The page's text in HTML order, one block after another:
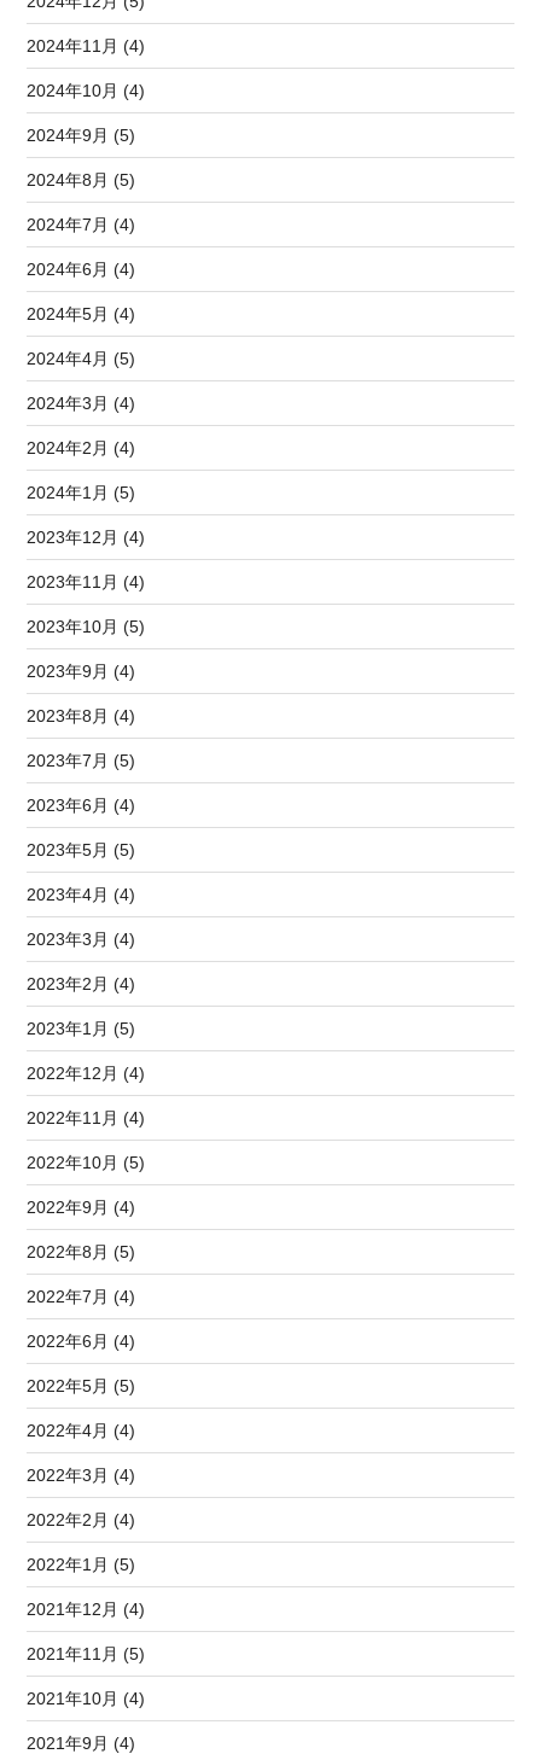
2024年11月 (4)
2024年10月 (4)
2024年9月 (5)
2024年8月 (5)
2024年7月 (4)
2024年6月 (4)
2024年5月 (4)
2024年4月 (5)
2024年3月 (4)
2024年2月 (4)
2024年1月 (5)
2023年12月 (4)
2023年11月 (4)
2023年10月 (5)
2023年9月 (4)
2023年8月 (4)
2023年7月 (5)
2023年6月 (4)
2023年5月 (5)
2023年4月 (4)
2023年3月 (4)
2023年2月 (4)
2023年1月 (5)
2022年12月 (4)
2022年11月 (4)
2022年10月 (5)
2022年9月 (4)
2022年8月 (5)
2022年7月 (4)
2022年6月 (4)
2022年5月 (5)
2022年4月 (4)
2022年3月 (4)
2022年2月 (4)
2022年1月 (5)
2021年12月 (4)
2021年11月 (5)
2021年10月 (4)
2021年9月 (4)